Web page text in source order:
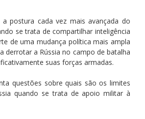
postura cada vez mais avançada do
se trata de compartilhar inteligência
de uma mudança política mais ampla
derrotar a Rússia no campo de batalha
suas forças armadas.
questões sobre quais são os limites
quando se trata de apoio militar à